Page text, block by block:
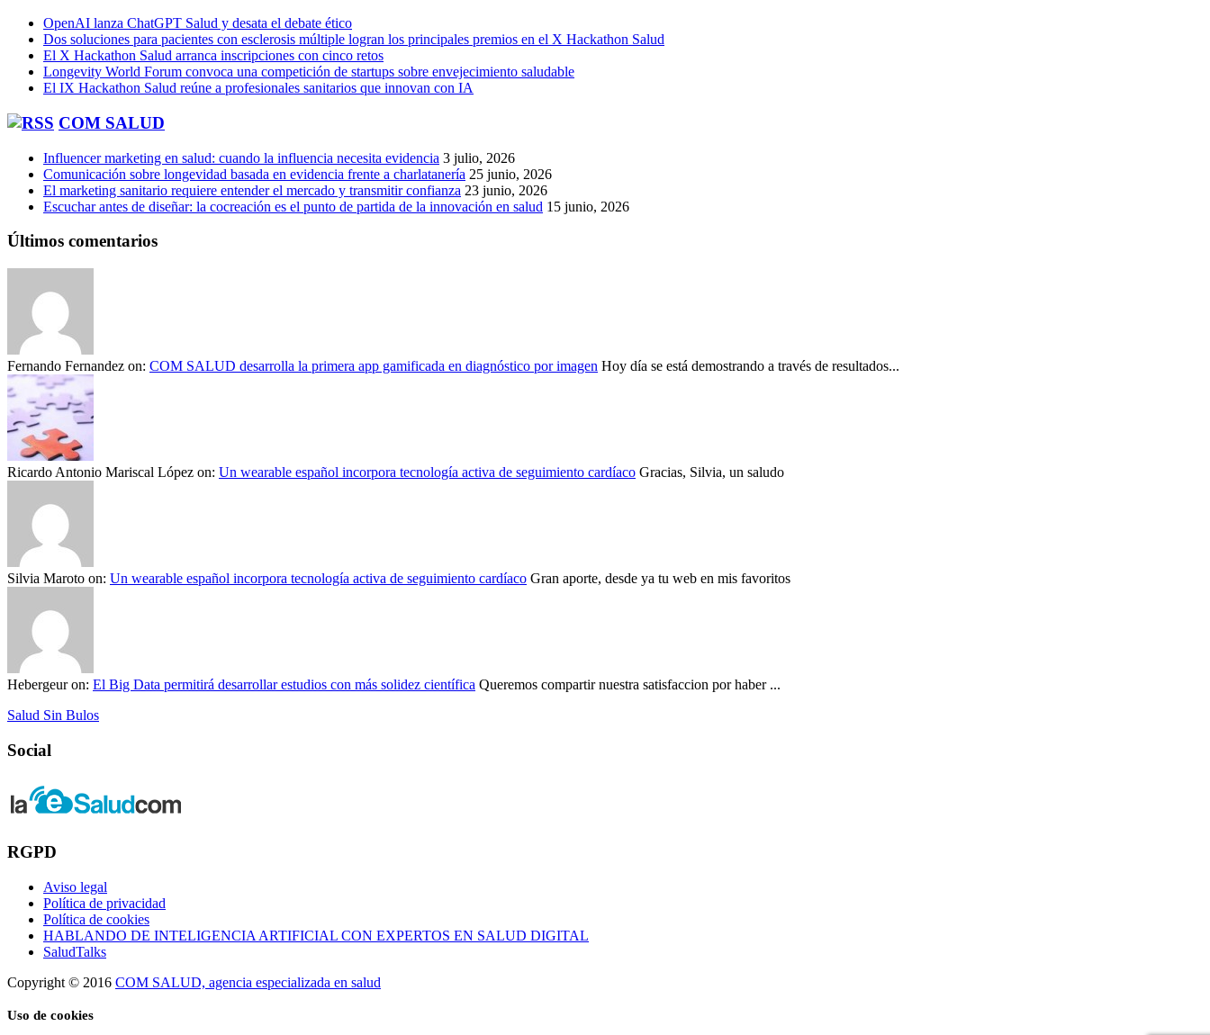
OpenAI lanza ChatGPT Salud y desata el debate ético
Dos soluciones para pacientes con esclerosis múltiple logran los principales premios en el X Hackathon Salud
El X Hackathon Salud arranca inscripciones con cinco retos
Longevity World Forum convoca una competición de startups sobre envejecimiento saludable
El IX Hackathon Salud reúne a profesionales sanitarios que innovan con IA
COM SALUD
Influencer marketing en salud: cuando la influencia necesita evidencia 3 julio, 2026
Comunicación sobre longevidad basada en evidencia frente a charlatanería 25 junio, 2026
El marketing sanitario requiere entender el mercado y transmitir confianza 23 junio, 2026
Escuchar antes de diseñar: la cocreación es el punto de partida de la innovación en salud 15 junio, 2026
Últimos comentarios
Fernando Fernandez on: COM SALUD desarrolla la primera app gamificada en diagnóstico por imagen Hoy día se está demostrando a través de resultados...
Ricardo Antonio Mariscal López on: Un wearable español incorpora tecnología activa de seguimiento cardíaco Gracias, Silvia, un saludo
Silvia Maroto on: Un wearable español incorpora tecnología activa de seguimiento cardíaco Gran aporte, desde ya tu web en mis favoritos
Hebergeuron: El Big Data permitirá desarrollar estudios con más solidez científica Queremos compartir nuestra satisfaccion por haber ...
Salud Sin Bulos
Social
RGPD
Aviso legal
Política de privacidad
Política de cookies
HABLANDO DE INTELIGENCIA ARTIFICIAL CON EXPERTOS EN SALUD DIGITAL
SaludTalks
Copyright © 2016 COM SALUD, agencia especializada en salud
Uso de cookies